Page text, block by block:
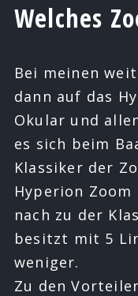
Welches
Bei meinen
dann auf das
Okular und
es sich beim
Klassiker der
Hyperion
nach zu der
besitzt mit 5
weniger.
Zu den